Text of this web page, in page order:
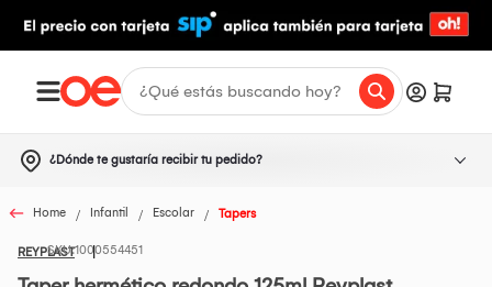
¿Dónde te gustaría recibir tu pedido?
Home Infantil Escolar Tapers
REYPLAST1000554451